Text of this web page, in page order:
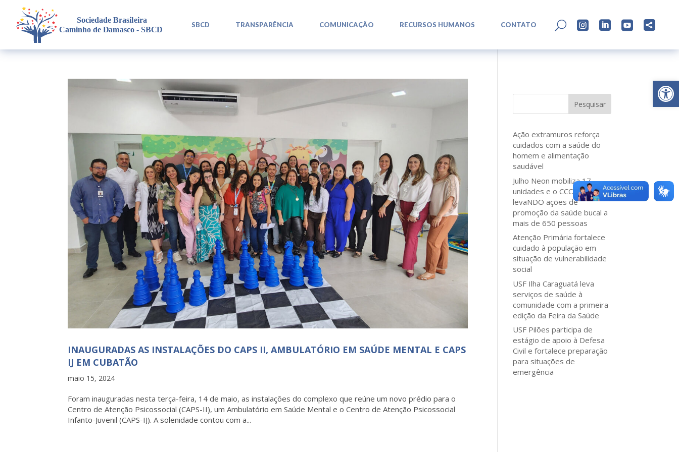
Abrir
SBCD TRANSPARÊNCIA COMUNICAÇÃO RECURSOS HUMANOS CONTATO U    
INAUGURADAS AS INSTALAÇÕES DO CAPS II, AMBULATÓRIO EM SAÚDE MENTAL E CAPS
IJ EM CUBATÃO
maio 15, 2024
Foram inauguradas nesta terça-feira, 14 de maio, as instalações do complexo que reúne um novo prédio para o
Centro de Atenção Psicossocial (CAPS-II), um Ambulatório em Saúde Mental e o Centro de Atenção Psicossocial
Infanto-Juvenil (CAPS-IJ). A solenidade contou com a...
Pesquisar
Ação extramuros reforça
cuidados com a saúde do
homem e alimentação
saudável
Julho Neon mobiliza 17
unidades e o CCO Norte
levaNDO ações de
promoção da saúde bucal a
mais de 650 pessoas
Atenção Primária fortalece
cuidado à população em
situação de vulnerabilidade
social
USF Ilha Caraguatá leva
serviços de saúde à
comunidade com a primeira
edição da Feira da Saúde
USF Pilões participa de
estágio de apoio à Defesa
Civil e fortalece preparação
para situações de
emergência